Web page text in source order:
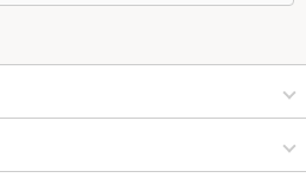
30名～70名まで。ウェディング・結婚式2次